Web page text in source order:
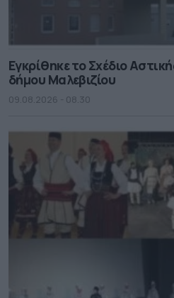
Εγκρίθηκε το Σχέδιο
δήμου Μαλεβιζίου
09.08.2026 - 08.30